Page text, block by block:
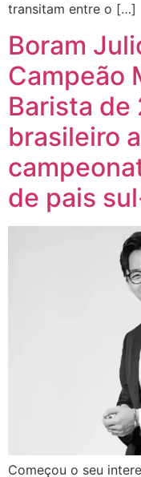
transitam entre o […]
Boram
Campeão
Barista
brasileiro
de pais
Começou o seu